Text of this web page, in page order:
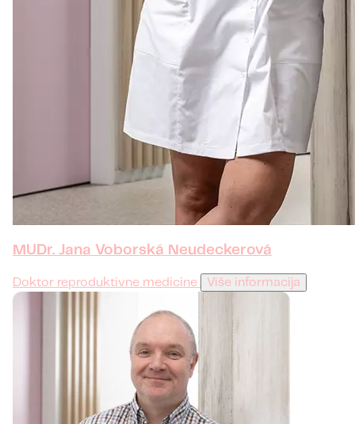
MUDr. Jana Voborská Neudeckerová
Doktor reproduktivne medicine Više informacija